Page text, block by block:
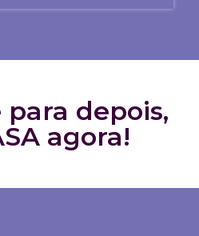
para depois,
agora!